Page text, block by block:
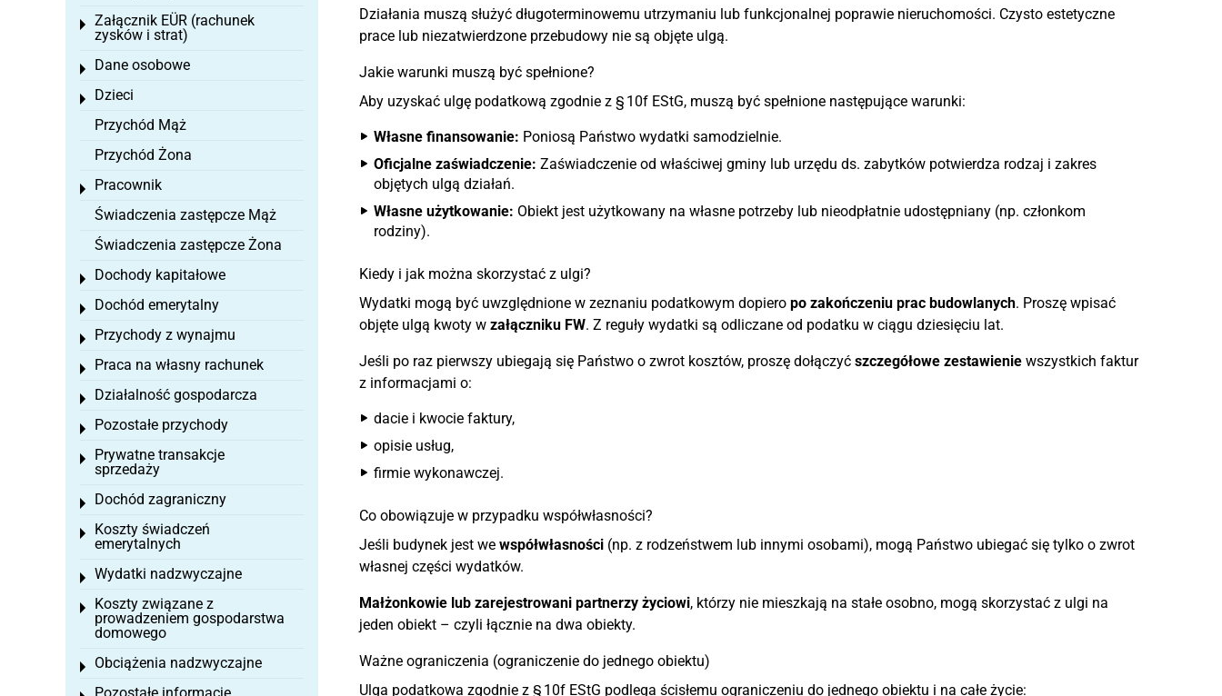
Działania muszą służyć długoterminowemu utrzymaniu lub funkcjonalnej poprawie nieruchomości. Czysto estetyczne
prace lub niezatwierdzone przebudowy nie są objęte ulgą.
Jakie warunki muszą być spełnione?
Aby uzyskać ulgę podatkową zgodnie z § 10f EStG, muszą być spełnione następujące warunki:
Własne finansowanie: Poniosą Państwo wydatki samodzielnie.
Oficjalne zaświadczenie: Zaświadczenie od właściwej gminy lub urzędu ds. zabytków potwierdza rodzaj i zakres
objętych ulgą działań.
Własne użytkowanie: Obiekt jest użytkowany na własne potrzeby lub nieodpłatnie udostępniany (np. członkom
rodziny).
Kiedy i jak można skorzystać z ulgi?
Wydatki mogą być uwzględnione w zeznaniu podatkowym dopiero po zakończeniu prac budowlanych. Proszę wpisać
objęte ulgą kwoty w załączniku FW. Z reguły wydatki są odliczane od podatku w ciągu dziesięciu lat.
Jeśli po raz pierwszy ubiegają się Państwo o zwrot kosztów, proszę dołączyć szczegółowe zestawieniewszystkich faktur
z informacjami o:
dacie i kwocie faktury,
opisie usług,
firmie wykonawczej.
Co obowiązuje w przypadku współwłasności?
Jeśli budynek jest we współwłasności(np. z rodzeństwem lub innymi osobami), mogą Państwo ubiegać się tylko o zwrot
własnej części wydatków.
Małżonkowie lub zarejestrowani partnerzy życiowi, którzy nie mieszkają na stałe osobno, mogą skorzystać z ulgi na
jeden obiekt – czyli łącznie na dwa obiekty.
Ważne ograniczenia (ograniczenie do jednego obiektu)
Ulga podatkowa zgodnie z § 10f EStG podlega ścisłemu ograniczeniu do jednego obiektu i na całe życie:
Załącznik EÜR (rachunek
zysków i strat)
Toggle menu
Dane osobowe
Toggle menu
Dzieci
Toggle menu
Przychód Mąż
Przychód Żona
Pracownik
Toggle menu
Świadczenia zastępcze Mąż
Świadczenia zastępcze Żona
Dochody kapitałowe
Toggle menu
Dochód emerytalny
Toggle menu
Przychody z wynajmu
Toggle menu
Praca na własny rachunek
Toggle menu
Działalność gospodarcza
Toggle menu
Pozostałe przychody
Toggle menu
Prywatne transakcje
sprzedaży
Toggle menu
Dochód zagraniczny
Toggle menu
Koszty świadczeń
emerytalnych
Toggle menu
Wydatki nadzwyczajne
Toggle menu
Koszty związane z
prowadzeniem gospodarstwa
domowego
Toggle menu
Obciążenia nadzwyczajne
Toggle menu